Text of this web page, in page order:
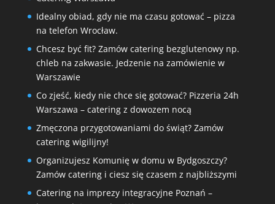
Idealny obiad, gdy nie ma czasu gotować – pizza
na telefon Wrocław.
Chcesz być fit? Zamów catering bezglutenowy np.
chleb na zakwasie. Jedzenie na zamówienie w
Warszawie
Co zjeść, kiedy nie chce się gotować? Pizzeria 24h
Warszawa – catering z dowozem nocą
Zmęczona przygotowaniami do świąt? Zamów
catering wigilijny!
Organizujesz Komunię w domu w Bydgoszczy?
Zamów catering i ciesz się czasem z najbliższymi
Catering na imprezy integracyjne Poznań –